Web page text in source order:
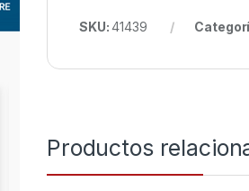
SKU:41439
Productos